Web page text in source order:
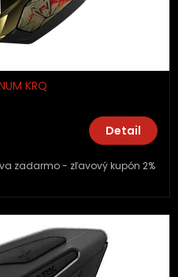
KRQ
Detail
zadarmo - zľavový kupón 2%